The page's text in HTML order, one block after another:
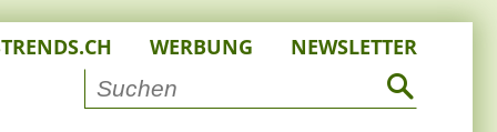
WERBUNG NEWSLETTER